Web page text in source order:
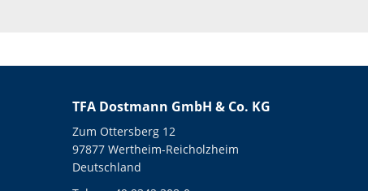
TFA Dostmann GmbH & Co. KG
Zum Ottersberg 12
97877 Wertheim-Reicholzheim
Deutschland